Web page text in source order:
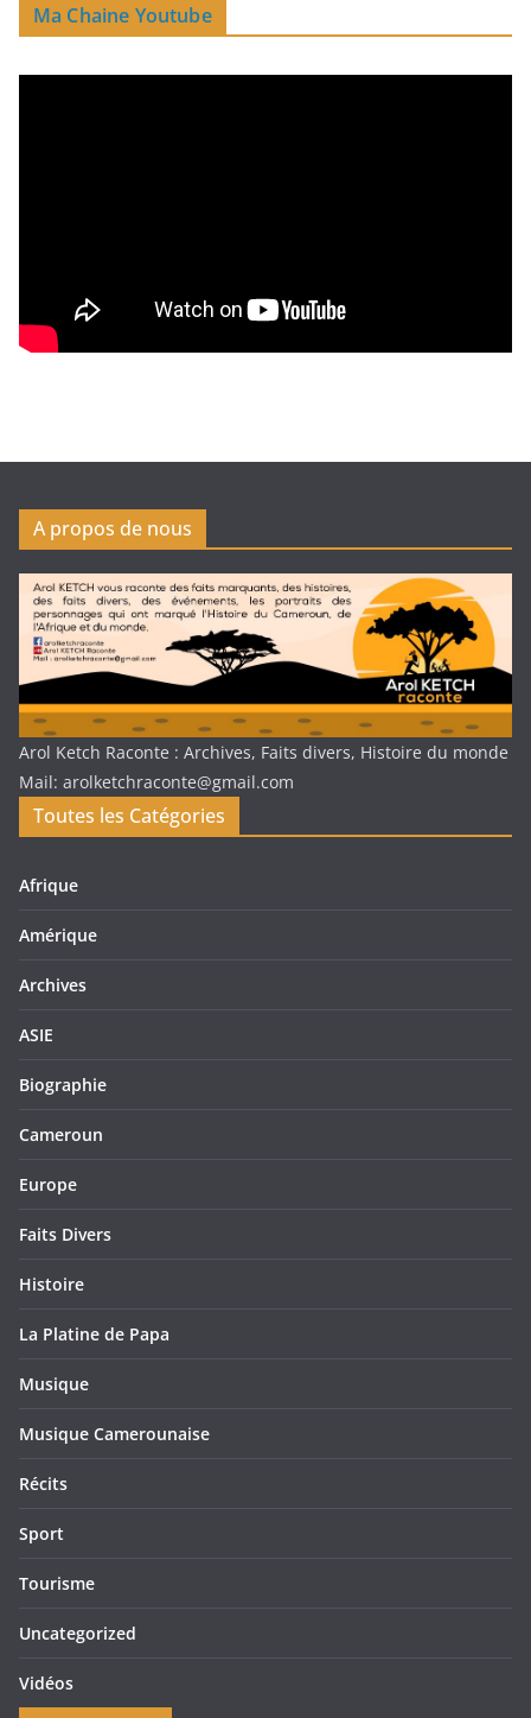
Ma Chaine Youtube
A propos de nous
Arol Ketch Raconte : Archives, Faits divers, Histoire du monde
Mail: arolketchraconte@gmail.com
Toutes les Catégories
Afrique
Amérique
Archives
ASIE
Biographie
Cameroun
Europe
Faits Divers
Histoire
La Platine de Papa
Musique
Musique Camerounaise
Récits
Sport
Tourisme
Uncategorized
Vidéos